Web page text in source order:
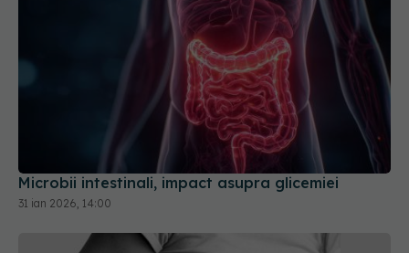
Microbii intestinali, impact asupra glicemiei